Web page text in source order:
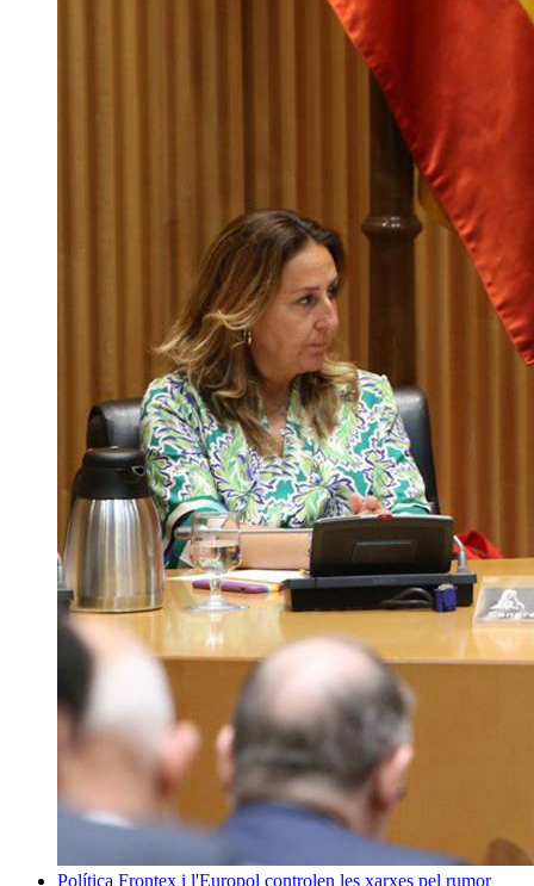
Política Frontex i l'Europol controlen les xarxes pel rumor